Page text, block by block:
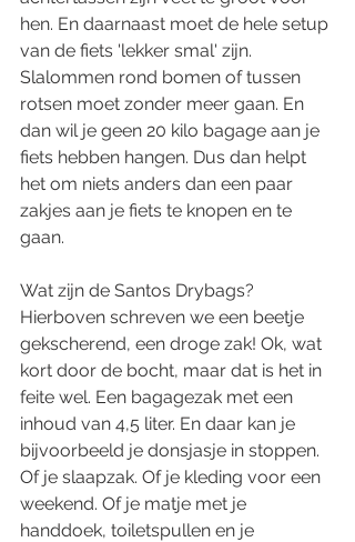
hen. En daarnaast moet de hele setup
van de fiets 'lekker smal' zijn.
Slalommen rond bomen of tussen
rotsen moet zonder meer gaan. En
dan wil je geen 20 kilo bagage aan je
fiets hebben hangen. Dus dan helpt
het om niets anders dan een paar
zakjes aan je fiets te knopen en te
gaan.
Wat zijn de Santos Drybags?
Hierboven schreven we een beetje
gekscherend, een droge zak! Ok, wat
kort door de bocht, maar dat is het in
feite wel. Een bagagezak met een
inhoud van 4,5 liter. En daar kan je
bijvoorbeeld je donsjasje in stoppen.
Of je slaapzak. Of je kleding voor een
weekend. Of je matje met je
handdoek, toiletspullen en je